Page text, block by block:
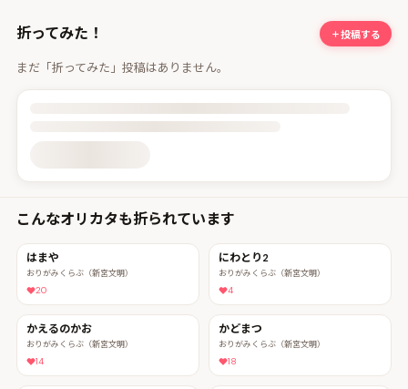
折ってみた！ 投稿する
まだ「折ってみた」投稿はありません。
投稿詳細を読み込んでいます
こんなオリカタも折られています
はまや
おりがみくらぶ（新宮文明）
20
にわとり2
おりがみくらぶ（新宮文明）
4
かえるのかお
おりがみくらぶ（新宮文明）
14
かどまつ
おりがみくらぶ（新宮文明）
18